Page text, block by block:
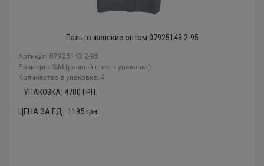
Пальто женские оптом 07925143 2-95
Артикул: 07925143 2-95
Размеры: S,M (разный цвет в упаковке)
Количество в упаковке: 4
УПАКОВКА: 4780 ГРН.
ЦЕНА ЗА ЕД.: 1195грн.